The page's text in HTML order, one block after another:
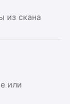
из скана
или